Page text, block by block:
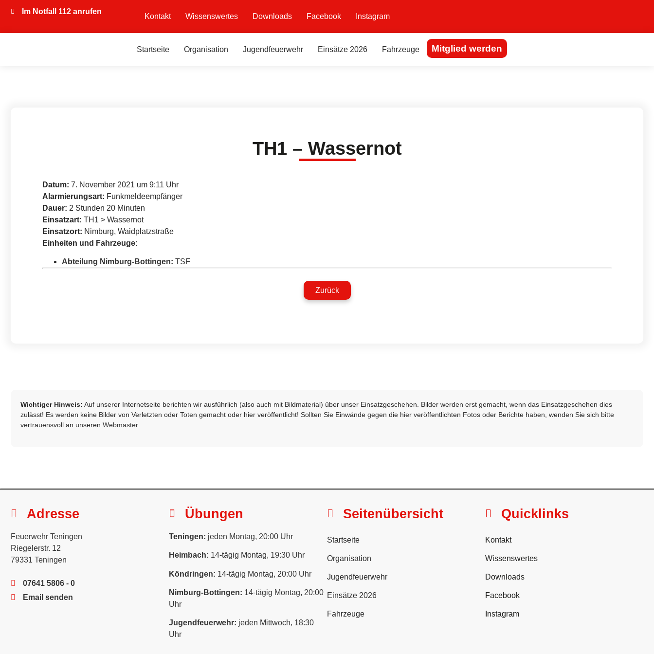
Im Notfall 112 anrufen
Kontakt Wissenswertes Downloads Facebook Instagram
Startseite Organisation Jugendfeuerwehr Einsätze 2026 Fahrzeuge Mitglied werden
TH1 – Wassernot
Datum: 7. November 2021 um 9:11 Uhr
Alarmierungsart: Funkmeldeempfänger
Dauer: 2 Stunden 20 Minuten
Einsatzart: TH1 > Wassernot
Einsatzort: Nimburg, Waidplatzstraße
Einheiten und Fahrzeuge:
Abteilung Nimburg-Bottingen: TSF
Zurück
Wichtiger Hinweis: Auf unserer Internetseite berichten wir ausführlich (also auch mit Bildmaterial) über unser Einsatzgeschehen. Bilder werden erst gemacht, wenn das Einsatzgeschehen dies
zulässt! Es werden keine Bilder von Verletzten oder Toten gemacht oder hier veröffentlicht! Sollten Sie Einwände gegen die hier veröffentlichten Fotos oder Berichte haben, wenden Sie sich bitte
vertrauensvoll an unseren Webmaster.
Adresse
Feuerwehr Teningen
Riegelerstr. 12
79331 Teningen
07641 5806 - 0
Email senden
Übungen
Teningen: jeden Montag, 20:00 Uhr
Heimbach: 14-tägig Montag, 19:30 Uhr
Köndringen: 14-tägig Montag, 20:00 Uhr
Nimburg-Bottingen: 14-tägig Montag, 20:00
Uhr
Jugendfeuerwehr: jeden Mittwoch, 18:30
Uhr
Seitenübersicht
Startseite
Organisation
Jugendfeuerwehr
Einsätze 2026
Fahrzeuge
Quicklinks
Kontakt
Wissenswertes
Downloads
Facebook
Instagram